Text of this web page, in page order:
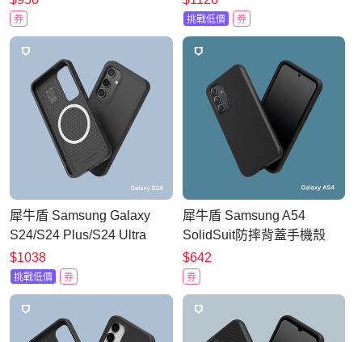
黃化保固)
券
手機殼(終身黃化保固)
挑戰低價 券
犀牛盾 Samsung Galaxy
S24/S24 Plus/S24 Ultra
SolidSuit(MagSafe兼容)超
強磁吸手機殼
$1038
挑戰低價 券
犀牛盾 Samsung A54
SolidSuit防摔背蓋手機殼
$642
券